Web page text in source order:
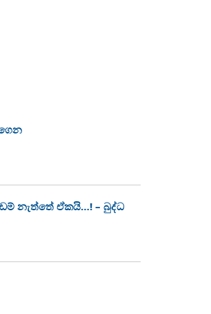
නැත්තේ ඒකයි…! – බුද්ධ